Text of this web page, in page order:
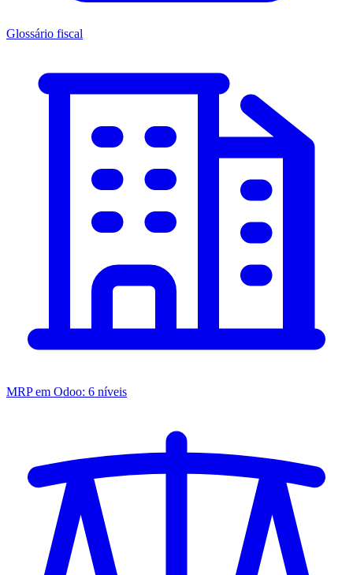
Glossário fiscal
MRP em Odoo: 6 níveis